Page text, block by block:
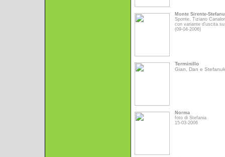
Monte Sirente-
Sponte, Tiziano
con variante d'uscita
(09-04-2006)
Terminillo
Gian, Dan e Stefanuk
Norma
foto di Stefania
15-03-2006